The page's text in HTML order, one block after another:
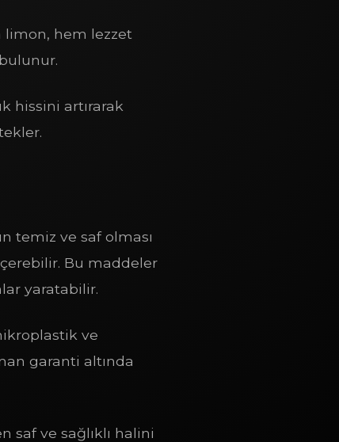
limon, hem lezzet
hissini artırarak
temiz ve saf olması
Bu maddeler
yaratabilir.
ve
garanti altında
saf ve sağlıklı halini